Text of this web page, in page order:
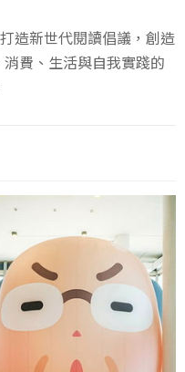
造新世代閱讀倡議，創造
費、生活與自我實踐的